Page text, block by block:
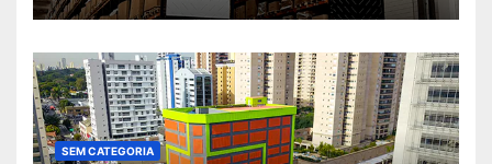
SEM CATEGORIA